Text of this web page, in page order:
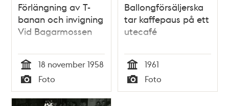
Förlängning av T-
banan och invigning
Vid Bagarmossen
Tid
18 november 1958
Typ
Foto
Ballongförsäljerska
tar kaffepaus på ett
utecafé
Tid
1961
Typ
Foto